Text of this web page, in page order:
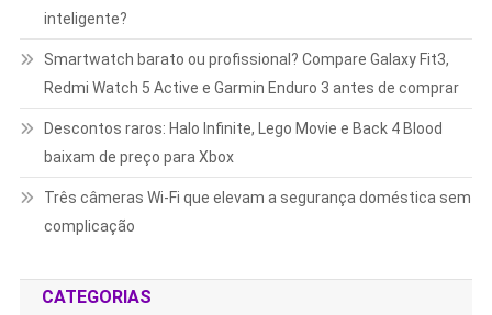
inteligente?
Smartwatch barato ou profissional? Compare Galaxy Fit3,
Redmi Watch 5 Active e Garmin Enduro 3 antes de comprar
Descontos raros: Halo Infinite, Lego Movie e Back 4 Blood
baixam de preço para Xbox
Três câmeras Wi-Fi que elevam a segurança doméstica sem
complicação
CATEGORIAS